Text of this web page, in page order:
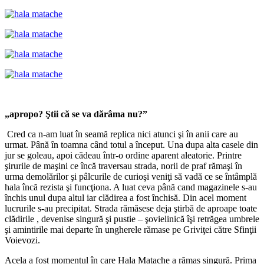
„apropo? Ştii că se va dărâma nu?”
Cred ca n-am luat în seamă replica nici atunci şi în anii care au
urmat. Până în toamna când totul a început. Una dupa alta casele din
jur se goleau, apoi cădeau într-o ordine aparent aleatorie. Printre
şirurile de maşini ce încă traversau strada, norii de praf rămaşi în
urma demolărilor şi pâlcurile de curioşi veniţi să vadă ce se întâmplă
hala încă rezista şi funcţiona. A luat ceva până cand magazinele s-au
închis unul dupa altul iar clădirea a fost închisă. Din acel moment
lucrurile s-au precipitat. Strada rămăsese deja ştirbă de aproape toate
clădirile , devenise singură şi pustie – şovielinică îşi retrăgea umbrele
şi amintirile mai departe în ungherele rămase pe Griviţei către Sfinţii
Voievozi.
Acela a fost momentul în care Hala Matache a rămas singură. Prima